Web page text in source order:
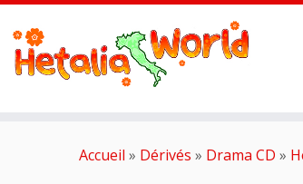
Accueil » Dérivés » Drama CD »